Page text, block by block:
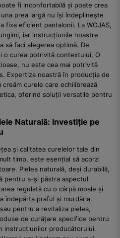
fi inconfortabilă și poate crea
prea largă nu își îndeplinește
fixa eficient pantalonii. La WOJAS,
iar instrucțiunile noastre
să faci alegerea optimă. De
o curea potrivită contextului. O
nu este cea mai potrivită
Expertiza noastră în producția de
curele care echilibrează
oferind soluții versatile pentru
Naturală: Investiție pe
și calitatea curelelor tale din
timp, este esențial să acorzi
Pielea naturală, deși durabilă,
pentru a-și păstra aspectul
regulată cu o cârpă moale și
îndepărta praful și murdăria.
pentru a revitaliza pielea,
de curățare specifice pentru
instrucțiunilor producătorului.